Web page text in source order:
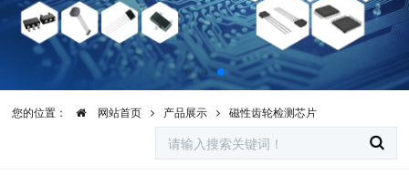
您的位置： 网站首页 产品展示 磁性齿轮检测芯片